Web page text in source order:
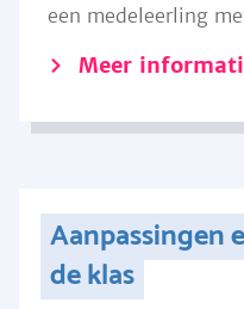
een medeleerling
Meer
Aanpassingen
de klas